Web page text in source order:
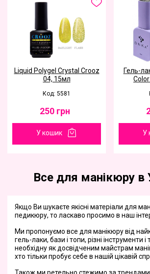
Liquid Polygel Сrystal Сrooz
04, 15мл
Код: 5581
250 грн
У кошик
Гель-
У
Все для манікюру в
Якщо Ви шукаєте якісні матеріали для
педикюру, то ласкаво просимо в наш
Ми пропонуємо все для манікюру від
гель-лаки, бази і топи, різні інструменти і
необхідну як досвідченим майстрам
хто тільки пробує себе в нашій цікавій